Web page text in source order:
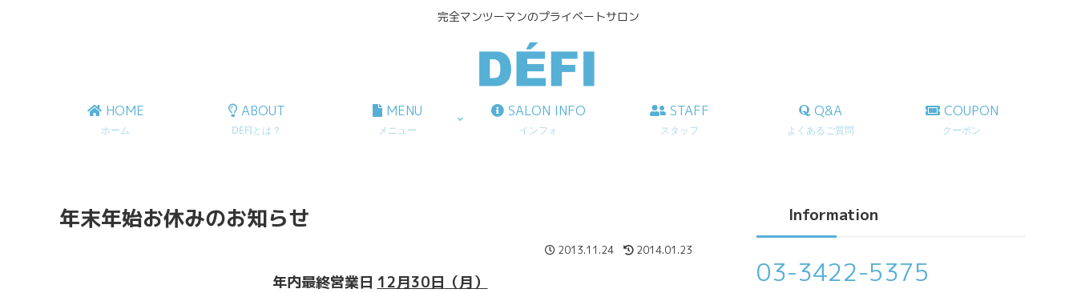
完全マンツーマンのプライベートサロン
HOME
ホーム
ABOUT
DEFIとは？
MENU
メニュー
SALON INFO
インフォ
STAFF
スタッフ
Q&A
よくあるご質問
COUPON
クーポン
年末年始お休みのお知らせ
2013.11.24 2014.01.23
年内最終営業日 12月30日 （月）
Information
03-3422-5375